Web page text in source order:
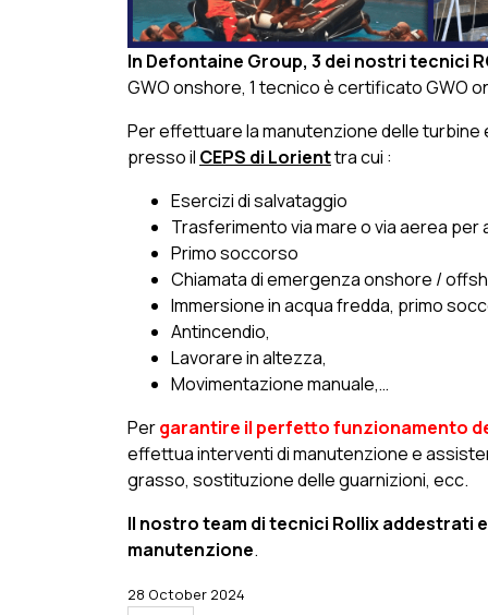
In Defontaine Group, 3 dei nostri tecnici
GWO onshore, 1 tecnico è certificato GWO
Per effettuare la manutenzione delle
presso il CEPS di Lorienttra cui :
Esercizi di salvataggio
Trasferimento via mare o via aerea
Primo soccorso
Chiamata di emergenza onshore /
Immersione in acqua fredda, primo
Antincendio,
Lavorare in altezza,
Movimentazione manuale,…
Pergarantire il perfetto funzionamento
effettua interventi di manutenzione e
grasso, sostituzione delle guarnizioni, ecc.
Il nostro team di tecnici Rollix addestrati
manutenzione.
28 October 2024